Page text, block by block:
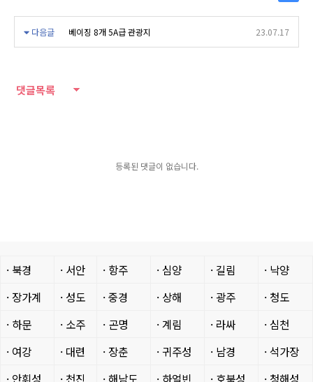
목
록
다음글 베이징 8개 5A급 관광지 23.07.17
댓글목록
등록된 댓글이 없습니다.
· 북경 · 서안 · 항주 · 심양 · 길림
· 낙양
· 장가계
· 성도 · 중경 · 상해 · 광주
· 청도
· 하문
· 소주 · 곤명 · 계림 · 라싸
· 심천
· 여강
· 대련 · 장춘 · 귀주성 · 남경
· 석가장
· 안휘성
· 천진 · 해남도 · 하얼빈 · 호북성 · 청해성